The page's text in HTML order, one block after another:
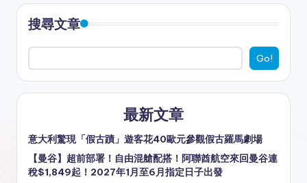
搜尋文章
Go!
最新文章
意大利驚現「假古蹟」遊客花40歐元參觀假古羅馬劇場
【曼谷】超前部署！自由混艙配搭！阿聯酋航空來回曼谷連
稅$1,849起！2027年1月至6月指定日子出發